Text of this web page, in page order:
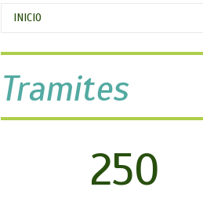
Se
encuentra
usted
aquí
INICIO
Tramites
250